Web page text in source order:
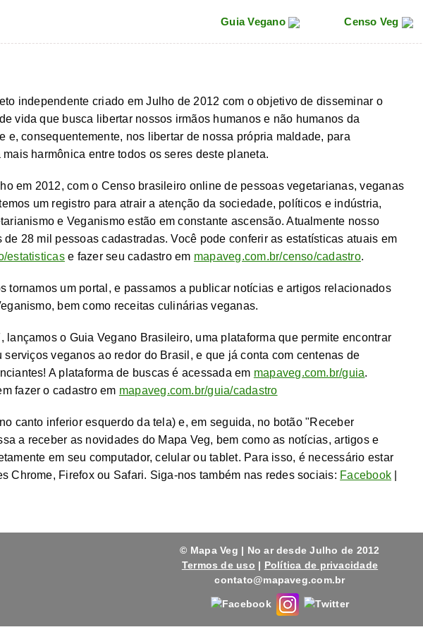
Guia Vegano Censo Veg
independente criado em Julho de 2012 com o objetivo de disseminar o
vida que busca libertar nossos irmãos humanos e não humanos da
e, consequentemente, nos libertar de nossa própria maldade, para
harmônica entre todos os seres deste planeta.
em 2012, com o Censo brasileiro online de pessoas vegetarianas, veganas
um registro para atrair a atenção da sociedade, políticos e indústria,
e Veganismo estão em constante ascensão. Atualmente nosso
de 28 mil pessoas cadastradas. Você pode conferir as estatísticas atuais em
estatisticase fazer seu cadastro em mapaveg.com.br/censo/cadastro.
tornamos um portal, e passamos a publicar notícias e artigos relacionados
bem como receitas culinárias veganas.
lançamos o Guia Vegano Brasileiro, uma plataforma que permite encontrar
serviços veganos ao redor do Brasil, e que já conta com centenas de
A plataforma de buscas é acessada em mapaveg.com.br/guia.
fazer o cadastro em mapaveg.com.br/guia/cadastro
canto inferior esquerdo da tela) e, em seguida, no botão "Receber
a receber as novidades do Mapa Veg, bem como as notícias, artigos e
em seu computador, celular ou tablet. Para isso, é necessário estar
Chrome, Firefox ou Safari. Siga-nos também nas redes sociais: Facebook
© Mapa Veg | No ar desde Julho de 2012
Termos de uso | Política de privacidade
contato@mapaveg.com.br